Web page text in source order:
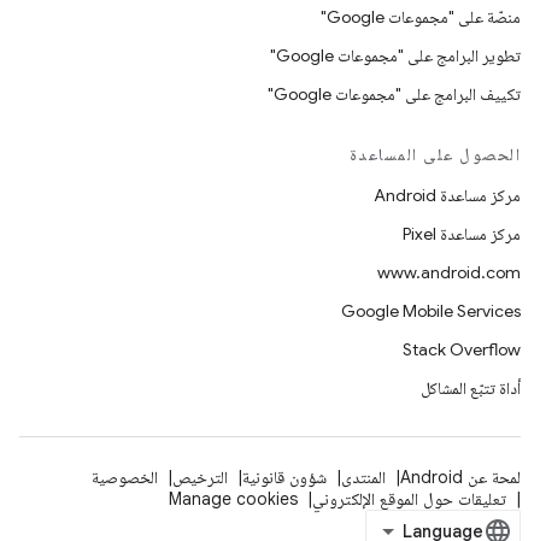
منصّة على "مجموعات Google"
تطوير البرامج على "مجموعات Google"
تكييف البرامج على "مجموعات Google"
الحصول على المساعدة
مركز مساعدة Android
مركز مساعدة Pixel
www.android.com
Google Mobile Services
Stack Overflow
أداة تتبّع المشاكل
لمحة عن Android المنتدى شؤون قانونية الترخيص
الخصوصية
تعليقات حول الموقع الإلكتروني
Manage cookies